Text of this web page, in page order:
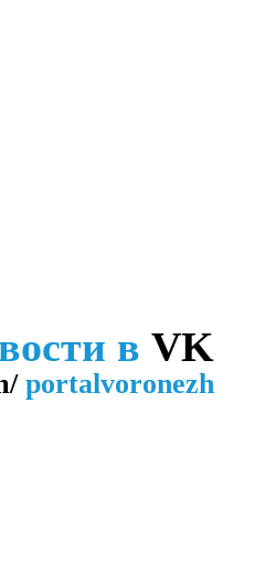
в VK
portalvoronezh